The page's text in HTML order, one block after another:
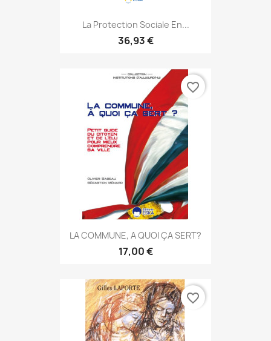
La Protection Sociale En...
36,93 €
LA COMMUNE, A QUOI ÇA SERT?
17,00 €
favorite_border
favorite_border